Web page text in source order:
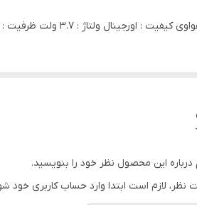
ولتاژ : 3.7 ولت ظرفیت : 1730 میلی آمپر گارانتی : 3 ماه گارانتی الکامپ
این محصول نظر خود را بنویسید.
نظر، لازم است ابتدا وارد حساب کاربری خود